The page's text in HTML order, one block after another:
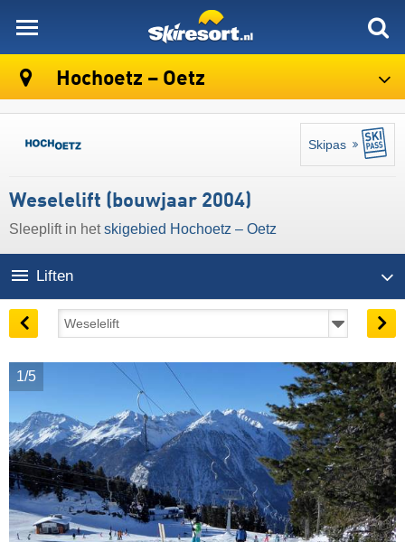
Hochoetz – Oetz
Skipas
Weselelift (bouwjaar 2004)
Sleeplift in hetskigebied Hochoetz – Oetz
Liften
1/5